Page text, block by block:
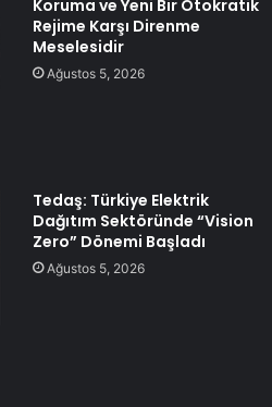
Koruma ve Yeni Bir Otokratik
Rejime Karşı Direnme
Meselesidir
Ağustos 5, 2026
Tedaş: Türkiye Elektrik
Dağıtım Sektöründe “Vision
Zero” Dönemi Başladı
Ağustos 5, 2026